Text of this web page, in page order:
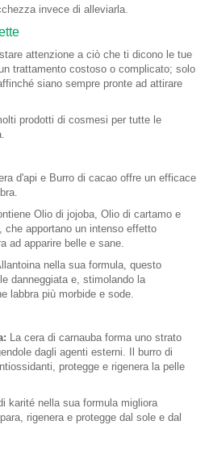
invece di alleviarla.
attenzione a ciò che ti dicono le tue
trattamento costoso o complicato; solo
siano sempre pronte ad attirare
prodotti di cosmesi per tutte le
d'api e Burro di cacao offre un efficace
Olio di jojoba, Olio di cartamo e
apportano un intenso effetto
ad apparire belle e sane.
nella sua formula, questo
danneggiata e, stimolando la
labbra più morbide e sode.
La cera di carnauba forma uno strato
dagli agenti esterni. Il burro di
protegge e rigenera la pelle
karité nella sua formula migliora
rigenera e protegge dal sole e dal